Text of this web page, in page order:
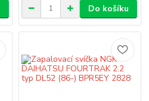
Do košíku